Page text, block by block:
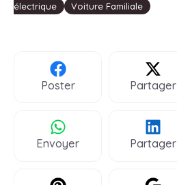
électrique
Voiture Familiale
Poster Partager
Envoyer Partager